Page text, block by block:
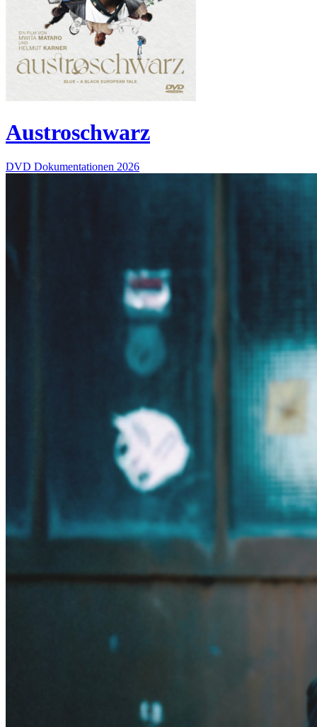
Austroschwarz
DVD Dokumentationen 2026